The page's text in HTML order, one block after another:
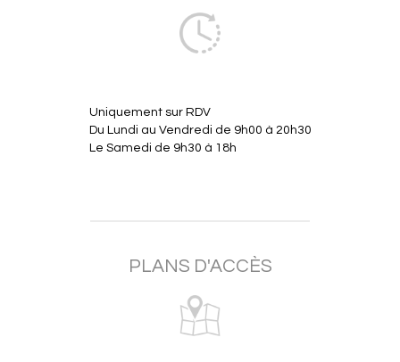
Uniquement sur RDV
Du Lundi au Vendredi de 9h00 à 20h30
Le Samedi de 9h30 à 18h
PLANS D'ACCÈS